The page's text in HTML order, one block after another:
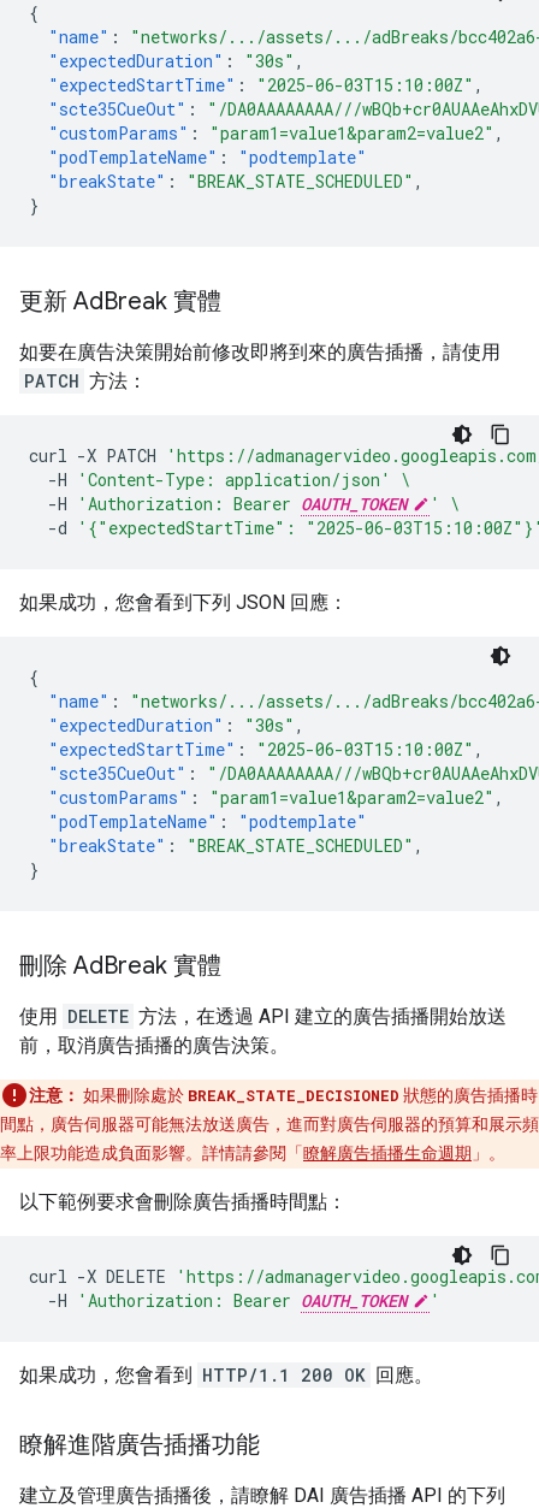
{
"name" :
"networks/.../assets/.../adBreaks/bcc402a6-
"expectedDuration" : "30s" ,
"expectedStartTime" : "2025-06-03T15:10:00Z" ,
"scte35CueOut" :
"/DA0AAAAAAAA///
"customParams" : "param1=value1&param2=value2" ,
"podTemplateName" :
"podtemplate"
"breakState" : "BREAK_STATE_SCHEDULED" ,
}
更新 AdBreak 實體
如要在廣告決策開始前修改即將到來的廣告插播，請使用
PATCH 方法：
curl -X PATCH
'https://
-H
'Content-Type: application/json'
\
-H
'Authorization: Bearer OAUTH_TOKEN '
\
-d
'{"expectedStartTime": "2025-06-
如果成功，您會看到下列 JSON 回應：
{
"name" :
"networks/.../assets/.../adBreaks/bcc402a6-
"expectedDuration" : "30s" ,
"expectedStartTime" : "2025-06-03T15:10:00Z" ,
"scte35CueOut" :
"/DA0AAAAAAAA///
"customParams" : "param1=value1&param2=value2" ,
"podTemplateName" :
"podtemplate"
"breakState" : "BREAK_STATE_SCHEDULED" ,
}
刪除 AdBreak 實體
使用 DELETE 方法，在透過 API 建立的廣告插播開始放送
前，取消廣告插播的廣告決策。
注意： 如果刪除處於 BREAK_STATE_DECISIONED 狀態的廣告插播時
間點，廣告伺服器可能無法放送廣告，進而對廣告伺服器的預算和展示頻
率上限功能造成負面影響。詳情請參閱「瞭解廣告插播生命週期 」。
以下範例要求會刪除廣告插播時間點：
curl -X DELETE
'https://
-H
'Authorization: Bearer OAUTH_TOKEN '
如果成功，您會看到 HTTP/1.1 200 OK 回應。
瞭解進階廣告插播功能
建立及管理廣告插播後，請瞭解 DAI 廣告插播 API 的下列